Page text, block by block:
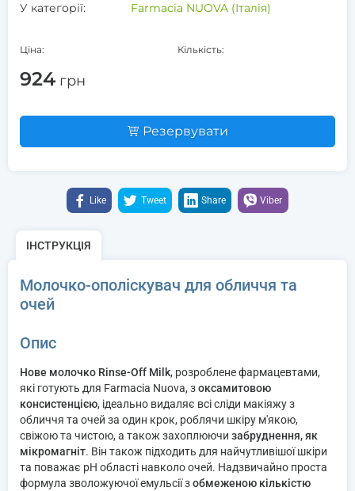
У категорії:
Farmacia NUOVA (Італія)
Ціна:
924 грн
Кількість:
Резервувати
Like Tweet Share Viber
ІНСТРУКЦІЯ
Молочко-ополіскувач для обличчя та
очей
Опис
Нове молочко Rinse-Off Milk, розроблене фармацевтами,
які готують для Farmacia Nuova, зоксамитовою
консистенцією, ідеально видаляє всі сліди макіяжу з
обличчя та очей за один крок, роблячи шкіру м'якою,
свіжою та чистою, а також захоплюючи забруднення, як
мікромагніт. Він також підходить для найчутливішої шкіри
та поважає рН області навколо очей. Надзвичайно проста
формула зволожуючої емульсії зобмеженою кількістю